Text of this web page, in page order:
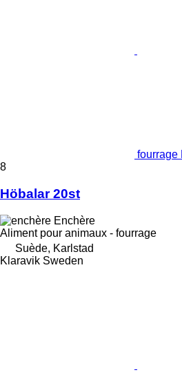
fourrage
8
Höbalar 20st
Enchère
Aliment pour animaux - fourrage
Suède, Karlstad
Klaravik Sweden